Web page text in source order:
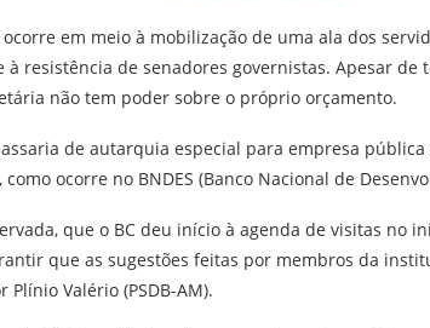
ocorre em meio à mobilização de uma ala dos
resistência de senadores governistas. Apesar de
não tem poder sobre o próprio orçamento.
de autarquia especial para empresa
ocorre no BNDES (Banco Nacional de
que o BC deu início à agenda de visitas no
que as sugestões feitas por membros da
Valério (PSDB-AM).